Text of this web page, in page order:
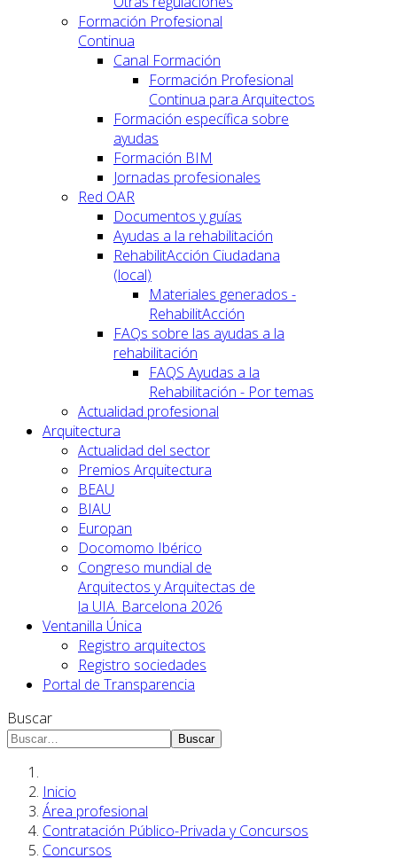
Formación Profesional
Continua
Canal Formación
Formación Profesional
Continua para Arquitectos
Formación específica sobre
ayudas
Formación BIM
Jornadas profesionales
Red OAR
Documentos y guías
Ayudas a la rehabilitación
RehabilitAcción Ciudadana
(local)
Materiales generados -
RehabilitAcción
FAQs sobre las ayudas a la
rehabilitación
FAQS Ayudas a la
Rehabilitación - Por temas
Actualidad profesional
Arquitectura
Actualidad del sector
Premios Arquitectura
BEAU
BIAU
Europan
Docomomo Ibérico
Congreso mundial de
Arquitectos y Arquitectas de
la UIA. Barcelona 2026
Ventanilla Única
Registro arquitectos
Registro sociedades
Portal de Transparencia
Buscar
Buscar
Inicio
Área profesional
Contratación Público-Privada y Concursos
Concursos